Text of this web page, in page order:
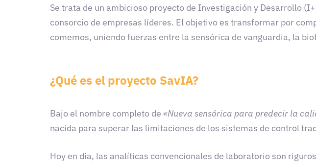
Se trata de un ambicioso proyecto de Investigación y Desarrollo
consorcio de empresas líderes. El objetivo es transformar por
comemos, uniendo fuerzas entre la sensórica de vanguardia, la
¿Qué es el proyecto SavIA?
Bajo el nombre completo de «Nueva sensórica para predecir la
nacida para superar las limitaciones de los sistemas de control
Hoy en día, las analíticas convencionales de laboratorio son